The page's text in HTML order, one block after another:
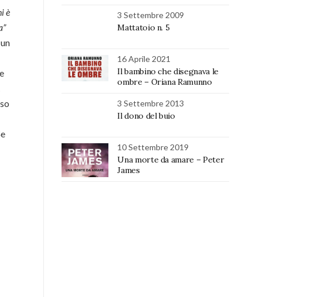
è
3 Settembre 2009
Mattatoio n. 5
16 Aprile 2021
Il bambino che disegnava le
ombre – Oriana Ramunno
3 Settembre 2013
Il dono del buio
10 Settembre 2019
Una morte da amare – Peter
James